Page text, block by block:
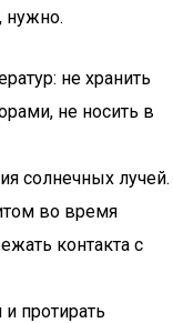
нужно.
не хранить
не носить в
солнечных лучей.
во время
контакта с
протирать